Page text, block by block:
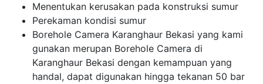
Menentukan kerusakan pada konstruksi sumur
Perekaman kondisi sumur
Borehole Camera Karanghaur Bekasi yang kami
gunakan merupan Borehole Camera di
Karanghaur Bekasi dengan kemampuan yang
handal, dapat digunakan hingga tekanan 50 bar